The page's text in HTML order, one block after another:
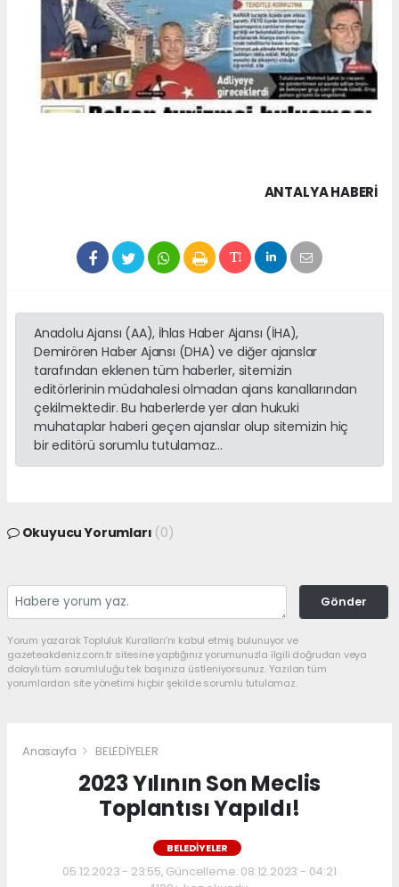
ANTALYA HABERİ
Anadolu Ajansı (AA), İhlas Haber Ajansı (İHA),
Demirören Haber Ajansı (DHA) ve diğer ajanslar
tarafından eklenen tüm haberler, sitemizin
editörlerinin müdahalesi olmadan ajans kanallarından
çekilmektedir. Bu haberlerde yer alan hukuki
muhataplar haberi geçen ajanslar olup sitemizin hiç
bir editörü sorumlu tutulamaz...
Okuyucu Yorumları (0)
Gönder
Yorum yazarak Topluluk Kuralları’nı kabul etmiş bulunuyor ve
gazeteakdeniz.com.tr sitesine yaptığınız yorumunuzla ilgili doğrudan veya
dolaylı tüm sorumluluğu tek başınıza üstleniyorsunuz. Yazılan tüm
yorumlardan site yönetimi hiçbir şekilde sorumlu tutulamaz.
Anasayfa BELEDİYELER
2023 Yılının Son Meclis
Toplantısı Yapıldı!
BELEDİYELER
05.12.2023 - 23:55, Güncelleme: 08.12.2023 - 04:21